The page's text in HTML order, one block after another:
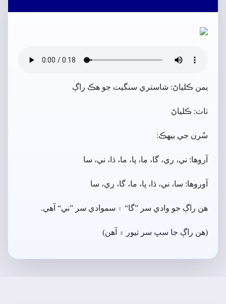
يمن ڪلياڻ: شاستري سنگيت جو ھڪ راڳ
ٺاٺ: ڪلياڻ
سُرن جي بيھڪ:
آروھا: ني، ري، گا، ما، پا، ما، ڌا، ني، سا
آوروھا: سا، ني، ڌا، پا، ما، گا، ري، سا
ھن راڳ جو وادي سر ”گا“ ۽ سموادي سر ”ني“ آھي.
(ھن راڳ جا سڀ سر تيور ۾ آھن)